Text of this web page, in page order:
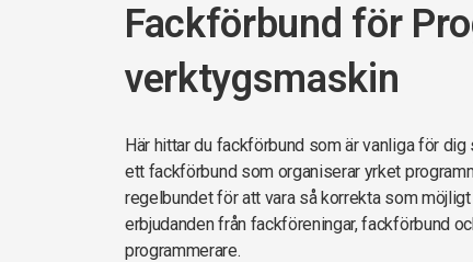
Fackförbund för
verktygsmaskin
Här hittar du fackförbund som är vanliga för
ett fackförbund som organiserar yrket
regelbundet för att vara så korrekta som
erbjudanden från fackföreningar, fackförbund
programmerare.